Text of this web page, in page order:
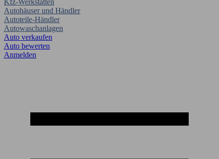
Kfz-Werkstätten
Autohäuser und Händler
Autoteile-Händler
Autowaschanlagen
Auto verkaufen
Auto bewerten
Anmelden